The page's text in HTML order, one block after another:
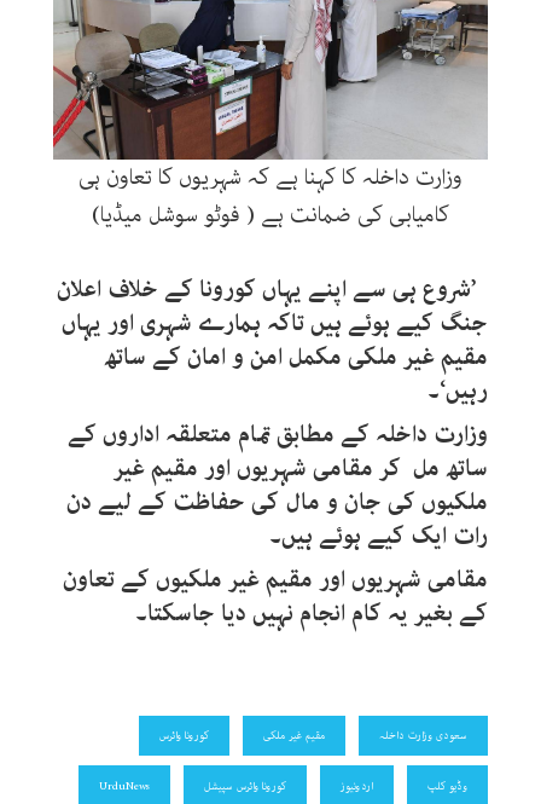
وزارت داخلہ کا کہنا ہے کہ شہریوں کا تعاون ہی
کامیابی کی ضمانت ہے ( فوٹو سوشل میڈیا)
’شروع ہی سے اپنے یہاں کورونا کے خلاف اعلان
جنگ کیے ہوئے ہیں تاکہ ہمارے شہری اور یہاں
مقیم غیر ملکی مکمل امن و امان کے ساتھ
رہیں‘۔
وزارت داخلہ کے مطابق تمام متعلقہ اداروں کے
ساتھ مل کر مقامی شہریوں اور مقیم غیر
ملکیوں کی جان و مال کی حفاظت کے لیے دن
رات ایک کیے ہوئے ہیں۔
مقامی شہریوں اور مقیم غیر ملکیوں کے تعاون
کے بغیر یہ کام انجام نہیں دیا جاسکتا۔
سعودی وزارت داخلہ مقیم غیر ملکی کورونا وائرس
وڈیو کلپ اردونیوز کورونا وائرس سپیشل UrduNews